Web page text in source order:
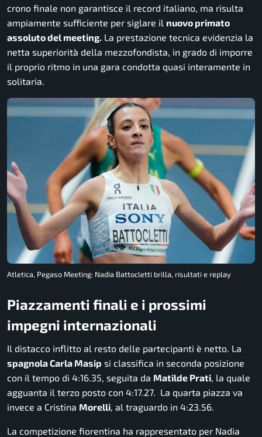
crono finale non garantisce il record italiano, ma risulta
ampiamente sufficiente per siglare il nuovo primato
assoluto del meeting. La prestazione tecnica evidenzia la
netta superiorità della mezzofondista, in grado di imporre
il proprio ritmo in una gara condotta quasi interamente in
solitaria.
Atletica, Pegaso Meeting: Nadia Battocletti brilla, risultati e replay
Piazzamenti finali e i prossimi
impegni internazionali
Il distacco inflitto al resto delle partecipanti è netto. La
spagnola Carla Masip si classifica in seconda posizione
con il tempo di 4:16.35, seguita da Matilde Prati , la quale
agguanta il terzo posto con 4:17.27. La quarta piazza va
invece a Cristina Morelli , al traguardo in 4:23.56.
La competizione fiorentina ha rappresentato per Nadia